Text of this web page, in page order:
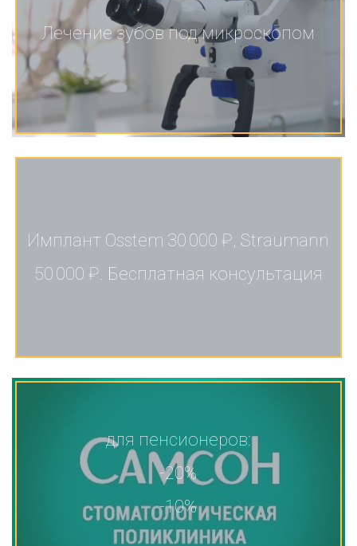
Лечение зубов под микроскопом
Имплант Osstem 30 000 ₽, Straumann
50 000 ₽. Бесплатная консультация
для пенсионеров:
-20%
-10%